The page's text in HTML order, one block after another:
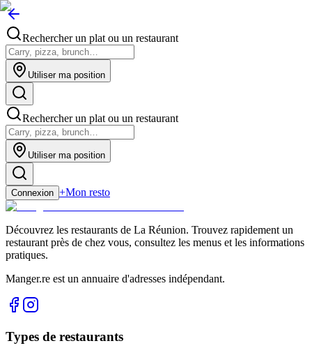
Rechercher un plat ou un restaurant
Utiliser ma position
Rechercher un plat ou un restaurant
Utiliser ma position
Connexion +Mon resto
Découvrez les restaurants de La Réunion. Trouvez rapidement un
restaurant près de chez vous, consultez les menus et les informations
pratiques.
Manger.re est un annuaire d'adresses indépendant.
Types de restaurants